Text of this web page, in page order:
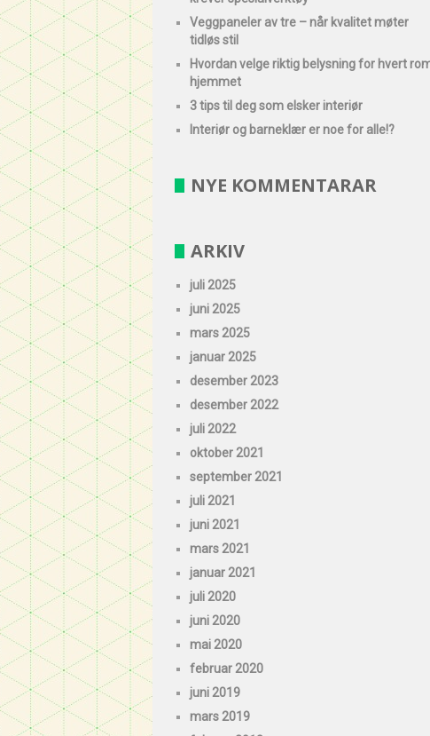
Veggpaneler av tre – når kvalitet møter
tidløs stil
Hvordan velge riktig belysning for hvert
hjemmet
3 tips til deg som elsker interiør
Interiør og barneklær er noe for alle!?
NYE KOMMENTARAR
ARKIV
juli 2025
juni 2025
mars 2025
januar 2025
desember 2023
desember 2022
juli 2022
oktober 2021
september 2021
juli 2021
juni 2021
mars 2021
januar 2021
juli 2020
juni 2020
mai 2020
februar 2020
juni 2019
mars 2019